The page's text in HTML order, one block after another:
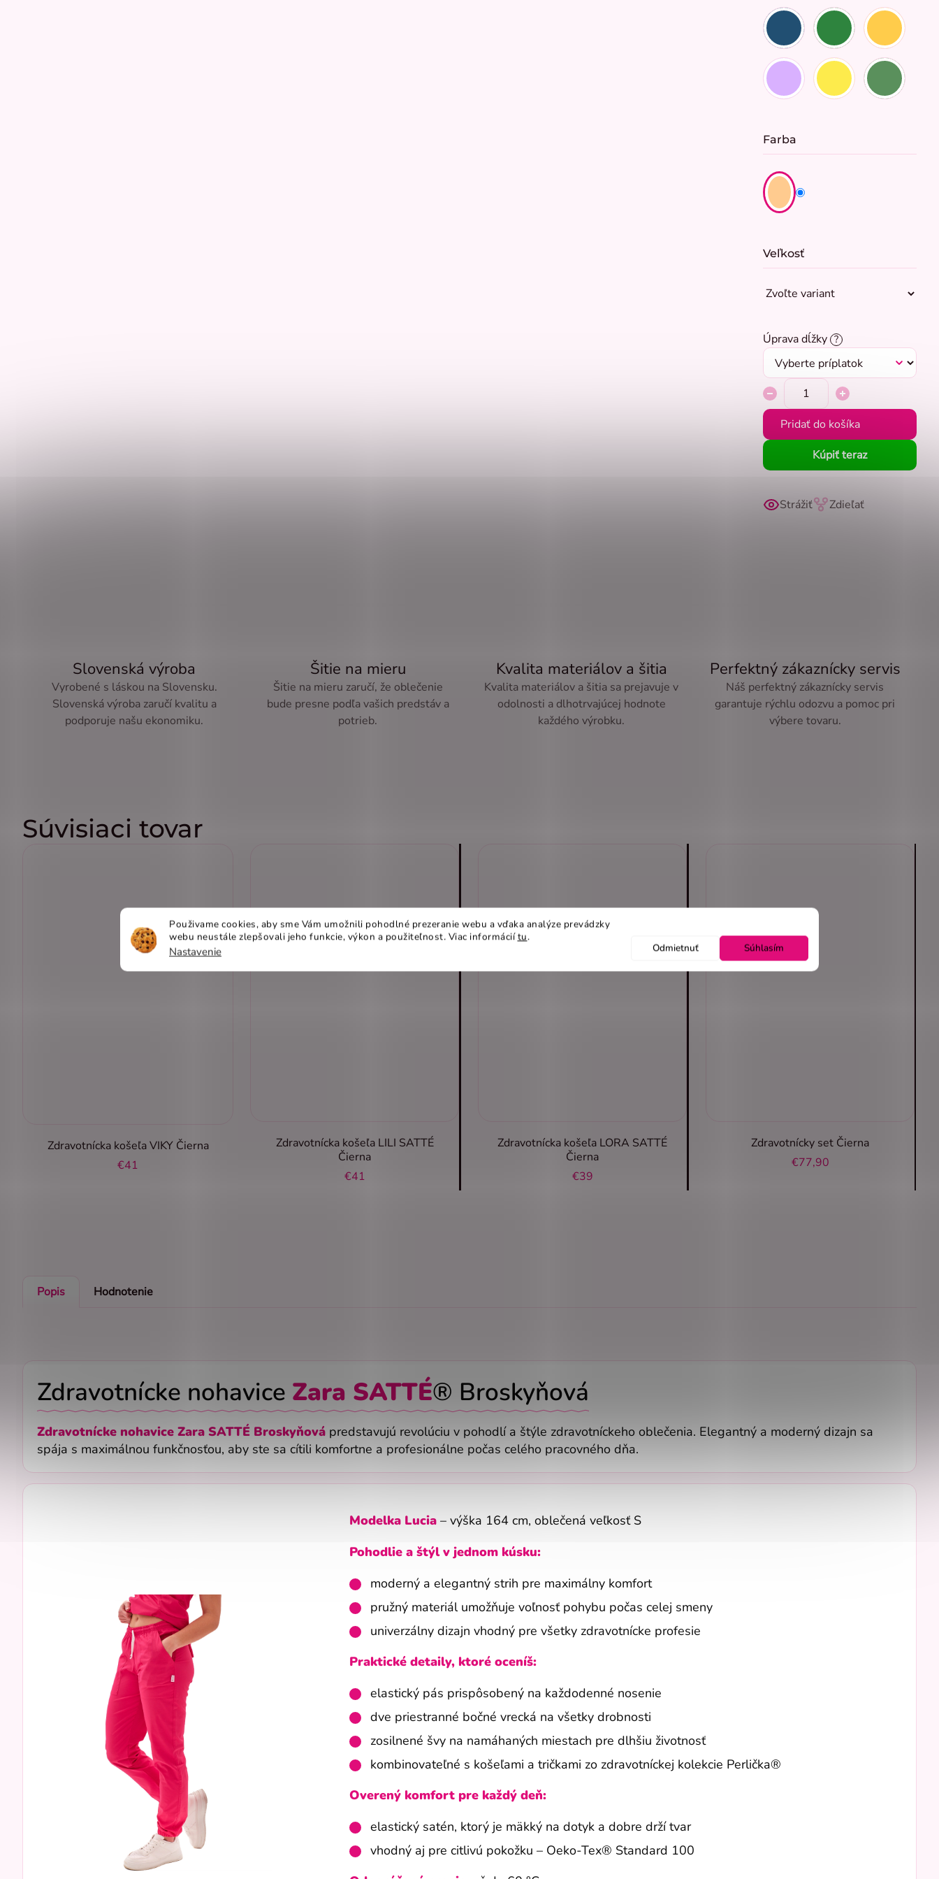
Použivame cookies, aby sme Vám umožnili pohodlné prezeranie webu a vďaka analýze prevádzky
webu neustále zlepšovali jeho funkcie, výkon a použiteľnost. Viac informáciítu.
Nastavenie Odmietnuť Súhlasím
Farba
Veľkosť
Úprava dĺžky ?
Pridať do košíka
Kúpiť teraz
Strážiť Zdieľať
Slovenská výroba
Vyrobené s láskou na Slovensku.
Slovenská výroba zaručí kvalitu a
podporuje našu ekonomiku.
Šitie na mieru
Šitie na mieru zaručí, že oblečenie
bude presne podľa vašich predstáv a
potrieb.
Kvalita materiálov a šitia
Kvalita materiálov a šitia sa prejavuje v
odolnosti a dlhotrvajúcej hodnote
každého výrobku.
Perfektný zákaznícky servis
Náš perfektný zákaznícky servis
garantuje rýchlu odozvu a pomoc pri
výbere tovaru.
Súvisiaci tovar
Zdravotnícka košeľa VIKY Čierna
€41
Zdravotnícka košeľa LILI SATTÉ
Čierna
€41
Zdravotnícka košeľa LORA SATTÉ
Čierna
€39
Zdravotnícky set Čierna
€77,90
Popis Hodnotenie
Zdravotnícke nohavice Zara SATTÉ® Broskyňová
Zdravotnícke nohavice Zara SATTÉ Broskyňová predstavujú revolúciu v pohodlí a štýle zdravotníckeho oblečenia. Elegantný a moderný dizajn sa
spája s maximálnou funkčnosťou, aby ste sa cítili komfortne a profesionálne počas celého pracovného dňa.
Modelka Lucia – výška 164 cm, oblečená veľkosť S
Pohodlie a štýl v jednom kúsku:
moderný a elegantný strih pre maximálny komfort
pružný materiál umožňuje voľnosť pohybu počas celej smeny
univerzálny dizajn vhodný pre všetky zdravotnícke profesie
Praktické detaily, ktoré oceníš:
elastický pás prispôsobený na každodenné nosenie
dve priestranné bočné vrecká na všetky drobnosti
zosilnené švy na namáhaných miestach pre dlhšiu životnosť
kombinovateľné s košeľami a tričkami zo zdravotníckej kolekcie Perlička®
Overený komfort pre každý deň:
elastický satén, ktorý je mäkký na dotyk a dobre drží tvar
vhodný aj pre citlivú pokožku – Oeko-Tex® Standard 100